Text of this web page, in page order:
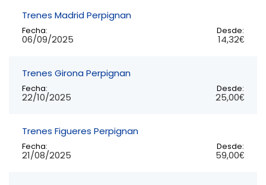
Trenes Madrid Perpignan
Fecha:
06/09/2025
Desde:
14,32€
Trenes Girona Perpignan
Fecha:
22/10/2025
Desde:
25,00€
Trenes Figueres Perpignan
Fecha:
21/08/2025
Desde:
59,00€